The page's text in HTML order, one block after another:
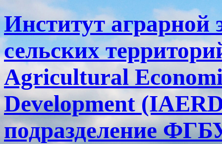
Институт аграрной
сельских
Agricultural
Development
подразделение